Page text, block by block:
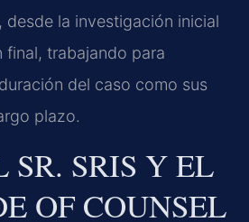
desde la investigación inicial
final, trabajando para
del caso como sus
plazo.
SR. SRIS Y EL
OF COUNSEL